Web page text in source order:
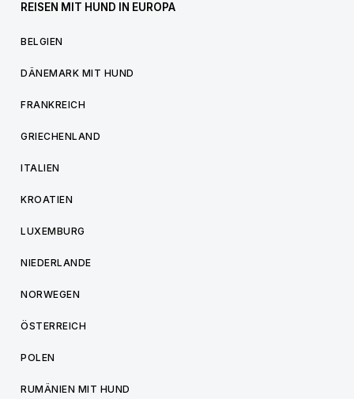
REISEN MIT HUND IN EUROPA
BELGIEN
DÄNEMARK MIT HUND
FRANKREICH
GRIECHENLAND
ITALIEN
KROATIEN
LUXEMBURG
NIEDERLANDE
NORWEGEN
ÖSTERREICH
POLEN
RUMÄNIEN MIT HUND